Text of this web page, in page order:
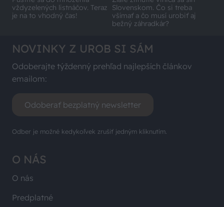
vždyzelených listnáčov. Teraz
je na to vhodný čas!
Slovenskom. Čo si treba
všímať a čo musí urobiť aj
bežný záhradkár?
O NÁS
O nás
Predplatné
NOVINKY Z UROB SI SÁM
Odoberajte týždenný prehľad najlepších článkov
emailom:
Odoberať bezplatný newsletter
Odber je možné kedykoľvek zrušiť jedným kliknutím.